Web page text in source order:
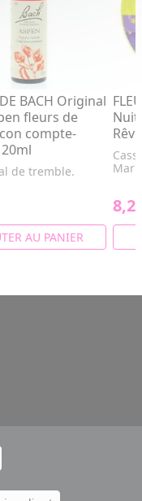
BACH Original
fleurs de
compte-
de tremble.
AU PANIER
Nuit